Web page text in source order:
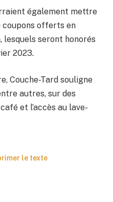
également mettre
coupons offerts en
lesquels seront honorés
2023.
Couche-Tard souligne
autres, sur des
et l’accès au lave-
le texte